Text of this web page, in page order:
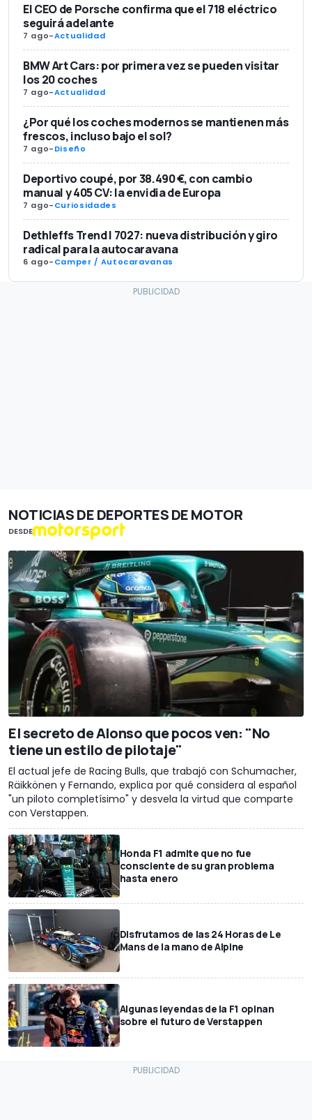
El CEO de Porsche confirma que el 718 eléctrico
seguirá adelante
7 ago-Actualidad
BMW Art Cars: por primera vez se pueden visitar
los 20 coches
7 ago-Actualidad
¿Por qué los coches modernos se mantienen más
frescos, incluso bajo el sol?
7 ago-Diseño
Deportivo coupé, por 38.490 €, con cambio
manual y 405 CV: la envidia de Europa
7 ago-Curiosidades
Dethleffs Trend I 7027: nueva distribución y giro
radical para la autocaravana
6 ago-Camper / Autocaravanas
NOTICIAS DE DEPORTES DE MOTOR
DESDE
El secreto de Alonso que pocos ven: "No
tiene un estilo de pilotaje"
El actual jefe de Racing Bulls, que trabajó con Schumacher,
Räikkönen y Fernando, explica por qué considera al español
"un piloto completísimo" y desvela la virtud que comparte
con Verstappen.
Honda F1 admite que no fue
consciente de su gran problema
hasta enero
Disfrutamos de las 24 Horas de Le
Mans de la mano de Alpine
Algunas leyendas de la F1 opinan
sobre el futuro de Verstappen